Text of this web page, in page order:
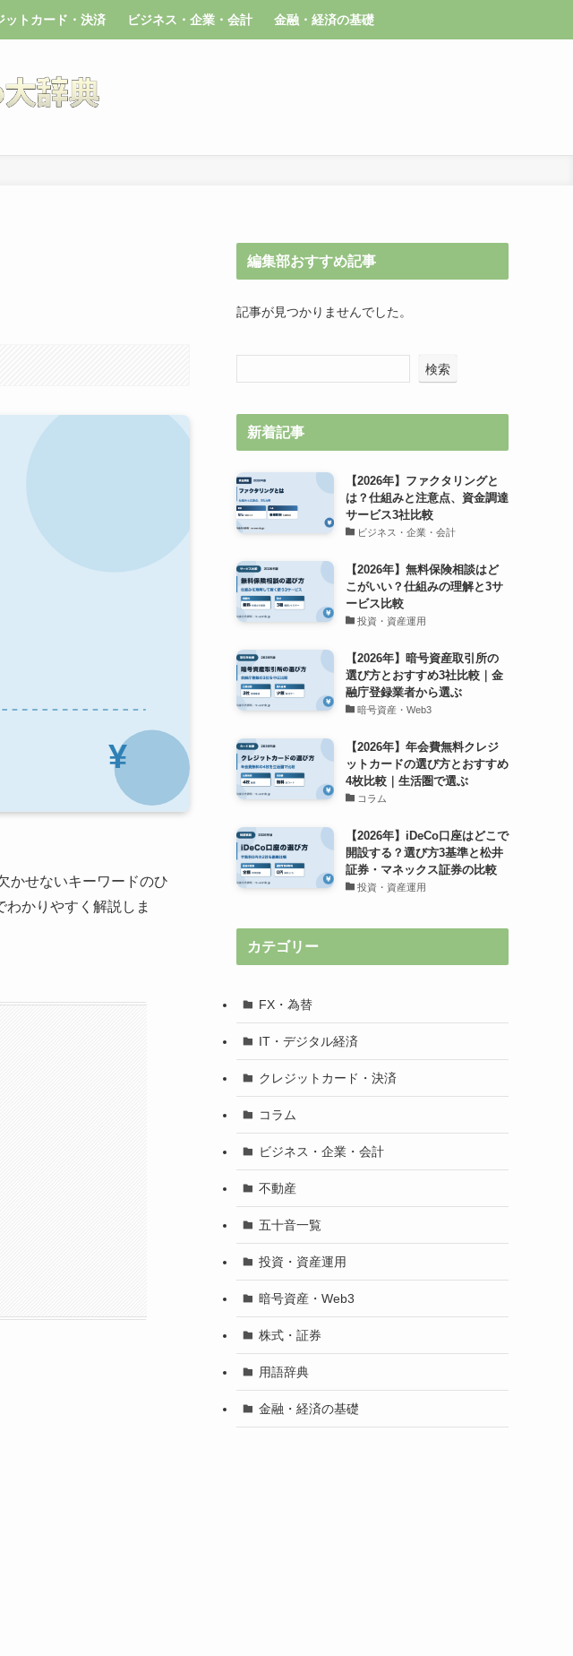
ットカード・決済 ビジネス・企業・会計 金融・経済の基礎
かせないキーワードのひ
かりやすく解説しま
編集部おすすめ記事
記事が見つかりませんでした。
検索
新着記事
【2026年】ファクタリングと
は？仕組みと注意点、資金調達
サービス3社比較
ビジネス・企業・会計
【2026年】無料保険相談はど
こがいい？仕組みの理解と3サ
ービス比較
投資・資産運用
【2026年】暗号資産取引所の
選び方とおすすめ3社比較｜金
融庁登録業者から選ぶ
暗号資産・Web3
【2026年】年会費無料クレジ
ットカードの選び方とおすすめ
4枚比較｜生活圏で選ぶ
コラム
【2026年】iDeCo口座はどこで
開設する？選び方3基準と松井
証券・マネックス証券の比較
投資・資産運用
カテゴリー
FX・為替
IT・デジタル経済
クレジットカード・決済
コラム
ビジネス・企業・会計
不動産
五十音一覧
投資・資産運用
暗号資産・Web3
株式・証券
用語辞典
金融・経済の基礎